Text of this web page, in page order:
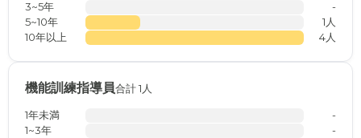
3~5年
-
5~10年
1人
10年以上
4人
機能訓練指導員合計 1人
1年未満
-
1~3年
-